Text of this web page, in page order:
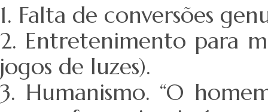
1. Falta de conversões
2. Entretenimento para
jogos de luzes).
3. Humanismo. “O